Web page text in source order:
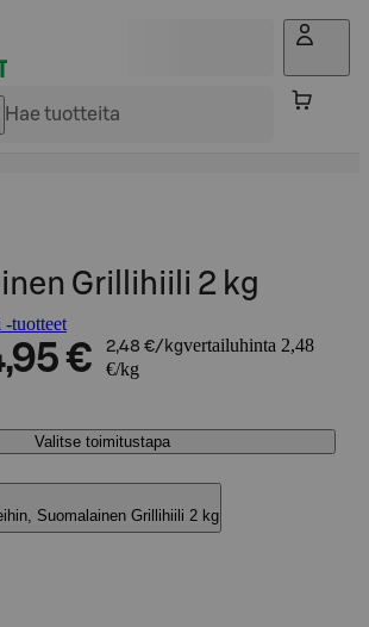
Grillihiili 2 kg
tuotteet
€ 2,48 €/kgvertailuhinta 2,48
€/kg
Valitse toimitustapa
Suomalainen Grillihiili 2 kg